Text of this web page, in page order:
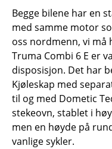
Begge bilene har en
med samme motor
oss nordmenn, vi må
Truma Combi 6 E er
disposisjon. Det har
Kjøleskap med
til og med Dometic
stekeovn, stablet i
men en høyde på
vanlige sykler.